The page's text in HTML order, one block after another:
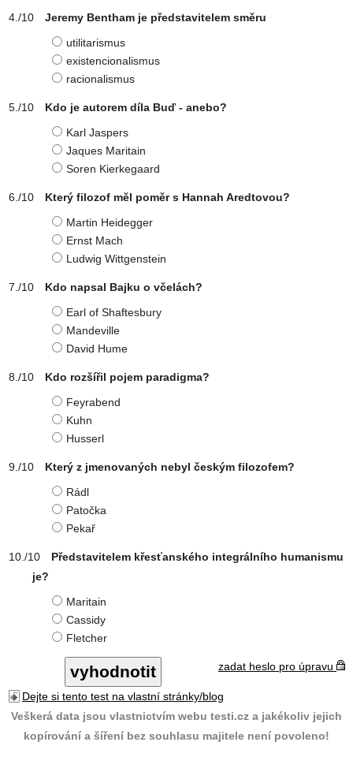
Jeremy Bentham je představitelem směru
utilitarismus
existencionalismus
racionalismus
Kdo je autorem díla Buď - anebo?
Karl Jaspers
Jaques Maritain
Soren Kierkegaard
Který filozof měl poměr s Hannah Aredtovou?
Martin Heidegger
Ernst Mach
Ludwig Wittgenstein
Kdo napsal Bajku o včelách?
Earl of Shaftesbury
Mandeville
David Hume
Kdo rozšířil pojem paradigma?
Feyrabend
Kuhn
Husserl
Který z jmenovaných nebyl českým filozofem?
Rádl
Patočka
Pekař
Představitelem křesťanského integrálního humanismu
je?
Maritain
Cassidy
Fletcher
zadat heslo pro úpravu
Dejte si tento test na vlastní stránky/blog
Veškerá data jsou vlastnictvím webu testi.cz a jakékoliv jejich
kopírování a šíření bez souhlasu majitele není povoleno!